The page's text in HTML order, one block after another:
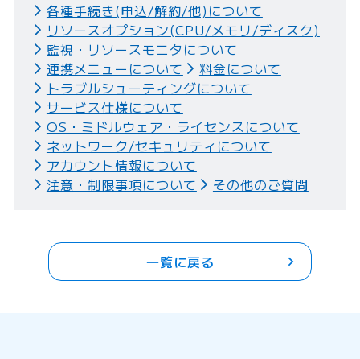
各種手続き(申込/解約/他)について
リソースオプション(CPU/メモリ/ディスク)
監視・リソースモニタについて
連携メニューについて
料金について
トラブルシューティングについて
サービス仕様について
OS・ミドルウェア・ライセンスについて
ネットワーク/セキュリティについて
アカウント情報について
注意・制限事項について
その他のご質問
一覧に戻る